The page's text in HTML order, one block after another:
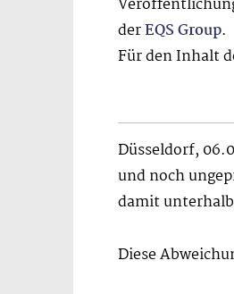
derEQS Group.
Für den Inhalt
Düsseldorf,
und noch
damit unterhalb
Diese